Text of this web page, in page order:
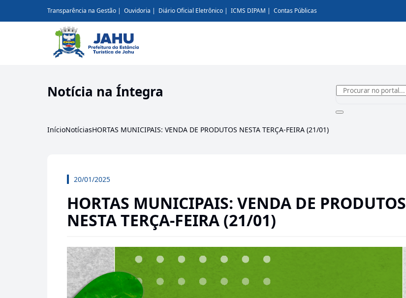
Transparência na Gestão Ouvidoria Diário Oficial Eletrônico ICMS DIPAM Contas Públicas
Notícia na Íntegra
InícioNotíciasHORTAS MUNICIPAIS: VENDA DE PRODUTOS NESTA TERÇA-FEIRA (21/01)
20/01/2025
HORTAS MUNICIPAIS: VENDA DE PRODUTOS
NESTA TERÇA-FEIRA (21/01)